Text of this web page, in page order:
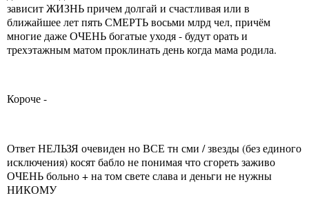
зависит ЖИЗНЬ причем долгай и счастливая или в
ближайшее лет пять СМЕРТЬ восьми млрд чел, причём
многие даже ОЧЕНЬ богатые уходя - будут орать и
трехэтажным матом проклинать день когда мама родила.
Короче -
Ответ НЕЛЬЗЯ очевиден но ВСЕ тн сми / звезды (без единого
исключения) косят бабло не понимая что сгореть заживо
ОЧЕНЬ больно + на том свете слава и деньги не нужны
НИКОМУ